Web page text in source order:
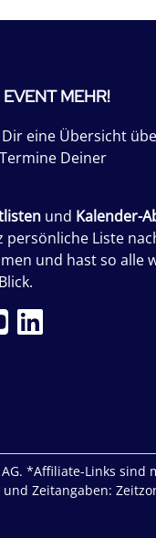
MEHR!
eine Übersicht
Deiner
und Kalender-
persönliche Liste
und hast so alle
*Affiliate-Links
Zeitangaben: